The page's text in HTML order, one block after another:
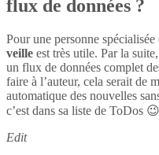
flux de données ?
Pour une personne
veille est très utile. Par la suite,
un flux de données complet
faire à l’auteur, cela serait de
automatique des nouvelles
c’est dans sa liste de ToDos
Edit